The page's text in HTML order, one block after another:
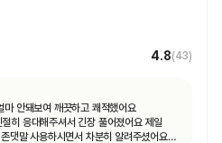
4.8(43)
안돼보여 깨끗하고 쾌적했어요
히 응대해주셔서 긴장 풀어졌어요 제일
댓말 사용하시면서 차분히 알려주셨어요